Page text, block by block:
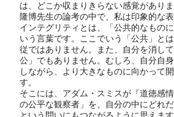
は、どこか収まりきらない感覚があり
隆博先生の論考の中で、私は印象的な
インテグリティとは、「公共的なもの
いう言葉です。ここでいう「公共」と
従ではありません。また、自分を消し
公」でもありません。むしろ、自分自
しながら、より大きなものに向かって
す。
そこには、アダム・スミスが『道徳感
の公平な観察者」を、自分の中にどれ
という問いにもつながるように思えます